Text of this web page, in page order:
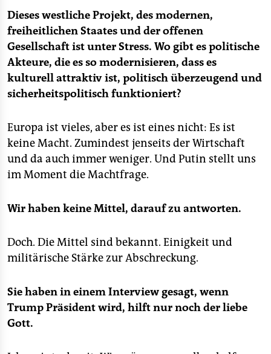
Dieses westliche Projekt, des modernen,
freiheitlichen Staates und der offenen
Gesellschaft ist unter Stress. Wo gibt es politische
Akteure, die es so modernisieren, dass es
kulturell attraktiv ist, politisch überzeugend und
sicherheitspolitisch funktioniert?
Europa ist vieles, aber es ist eines nicht: Es ist
keine Macht. Zumindest jenseits der Wirtschaft
und da auch immer weniger. Und Putin stellt uns
im Moment die Machtfrage.
Wir haben keine Mittel, darauf zu antworten.
Doch. Die Mittel sind bekannt. Einigkeit und
militärische Stärke zur Abschreckung.
Sie haben in einem Interview gesagt, wenn
Trump Präsident wird, hilft nur noch der liebe
Gott.